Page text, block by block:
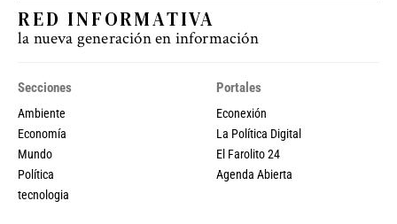
RED INFORMATIVA
la nueva generación en información
Secciones
Ambiente
Economía
Mundo
Política
tecnologia
Portales
Econexión
La Política Digital
El Farolito 24
Agenda Abierta